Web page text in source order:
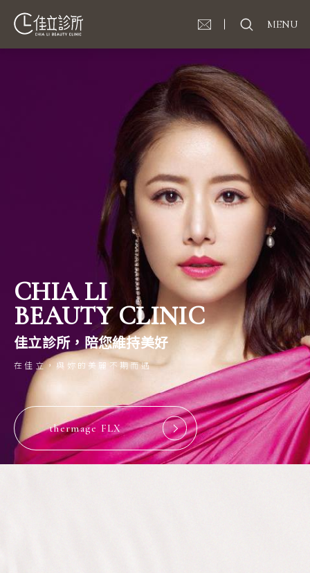
MENU
CHIA LI
BEAUTY CLINIC
佳立診所，陪您維持美好
在佳立，與妳的美麗不期而遇
thermage FLX